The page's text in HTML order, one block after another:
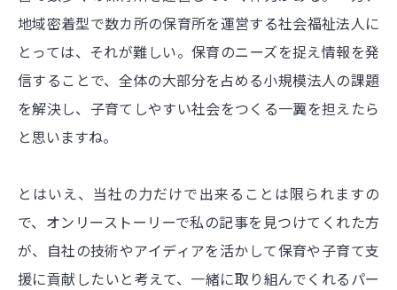
地域密着型で数カ所の保育所を運営する社会福祉法人に
とっては、それが難しい。保育のニーズを捉え情報を発
信することで、全体の大部分を占める小規模法人の課題
を解決し、子育てしやすい社会をつくる一翼を担えたら
と思いますね。
とはいえ、当社の力だけで出来ることは限られますの
で、オンリーストーリーで私の記事を見つけてくれた方
が、自社の技術やアイディアを活かして保育や子育て支
援に貢献したいと考えて、一緒に取り組んでくれるパー